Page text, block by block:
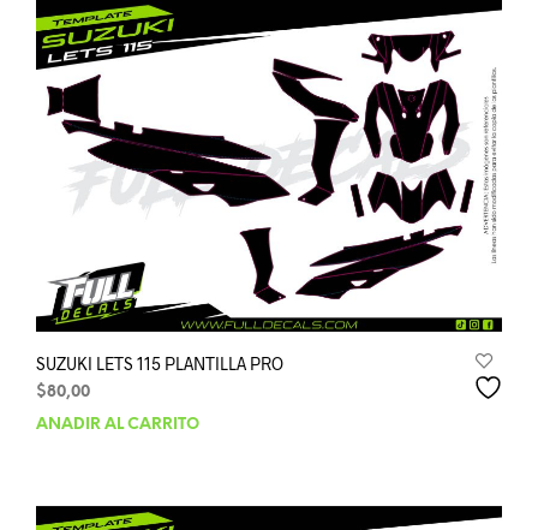
SUZUKI LETS 115 PLANTILLA PRO
$80,00
AÑADIR AL CARRITO